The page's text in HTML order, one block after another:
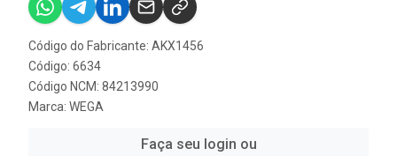
Código do Fabricante: AKX1456
Código: 6634
Código NCM: 84213990
Marca: WEGA
Faça seu login ou